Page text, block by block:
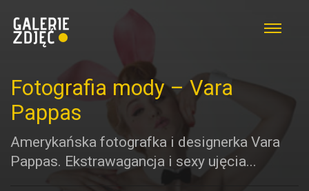
Fotografia mody – Vara
Pappas
Amerykańska fotografka i designerka Vara
Pappas. Ekstrawagancja i sexy ujęcia...